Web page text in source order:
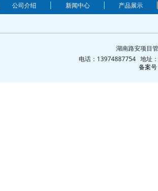
公司介绍 新闻中心 产品展示
湖南路安项目
电话：13974887754 地址
备案